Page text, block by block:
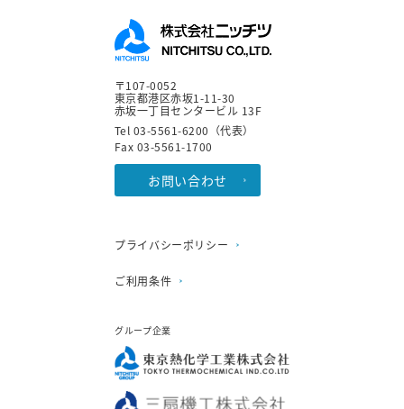
〒107-0052
東京都港区赤坂1-11-30
赤坂一丁目センタービル 13F
Tel 03-5561-6200（代表）
Fax 03-5561-1700
お問い合わせ
プライバシーポリシー
ご利用条件
グループ企業